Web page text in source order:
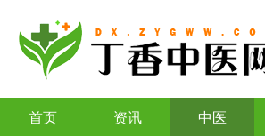
首页 资讯 中医